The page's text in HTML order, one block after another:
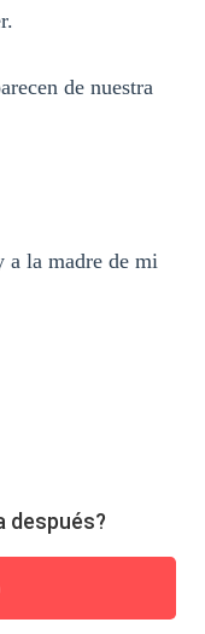
de nuestra
la madre de mi
después?